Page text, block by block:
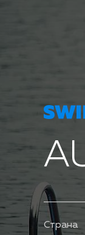
Страна